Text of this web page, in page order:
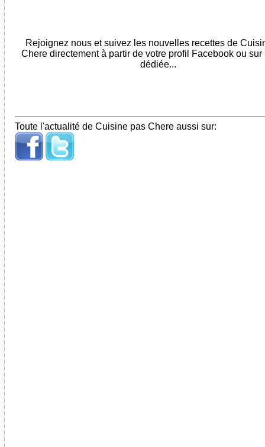
Rejoignez nous et suivez les nouvelles recettes de
Chere directement à partir de votre profil Facebook ou sur
dédiée...
Toute l'actualité de Cuisine pas Chere aussi sur: